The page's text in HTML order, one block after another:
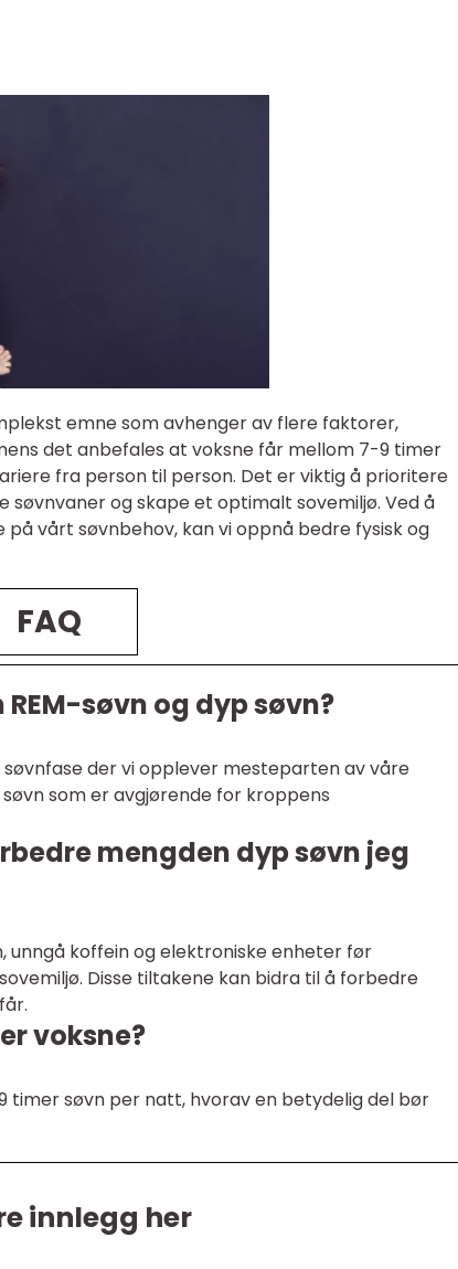
emne som avhenger av flere faktorer,
det anbefales at voksne får mellom 7-9 timer
fra person til person. Det er viktig å prioritere
og skape et optimalt sovemiljø. Ved å
vårt søvnbehov, kan vi oppnå bedre fysisk og
FAQ
søvn og dyp søvn?
søvnfase der vi opplever mesteparten av våre
som er avgjørende for kroppens
mengden dyp søvn jeg
unngå koffein og elektroniske enheter før
Disse tiltakene kan bidra til å forbedre
voksne?
timer søvn per natt, hvorav en betydelig del bør
innlegg her